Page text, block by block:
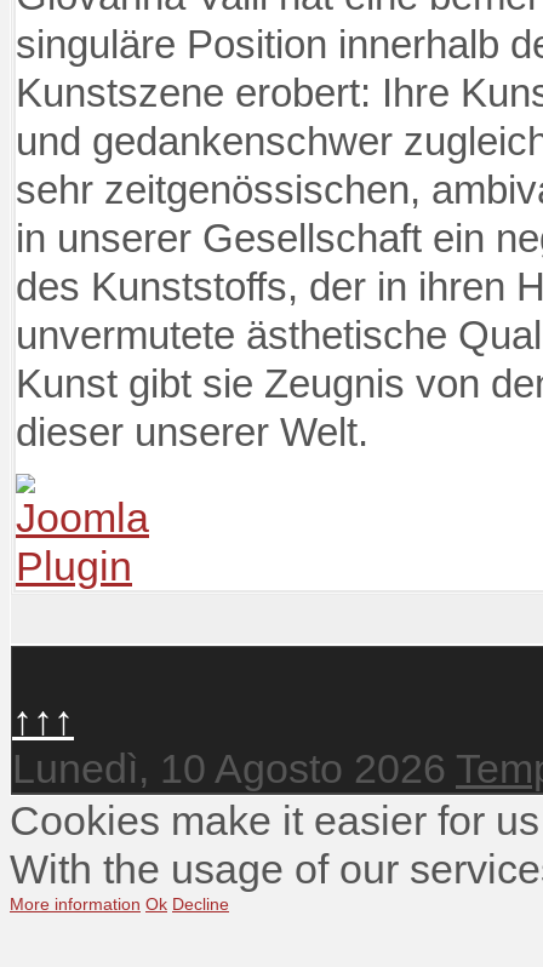
singuläre Position innerhalb
Kunstszene erobert: Ihre
und gedankenschwer
sehr zeitgenössischen,
in unserer Gesellschaft ein
des Kunststoffs, der in ihren
unvermutete ästhetische
Kunst gibt sie Zeugnis von
dieser unserer Welt.
↑↑↑
Lunedì, 10 Agosto 2026
Cookies make it easier for
With the usage of our
More information Ok Decline